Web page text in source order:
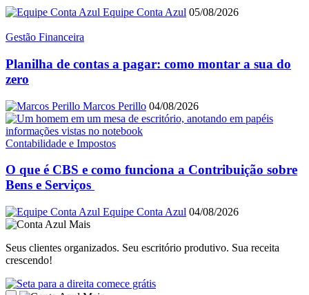
Equipe Conta Azul 05/08/2026
Gestão Financeira
Planilha de contas a pagar: como montar a sua do
zero
Marcos Perillo 04/08/2026
Contabilidade e Impostos
O que é CBS e como funciona a Contribuição sobre
Bens e Serviços
Equipe Conta Azul 04/08/2026
Seus clientes organizados. Seu escritório produtivo. Sua receita
crescendo!
comece grátis